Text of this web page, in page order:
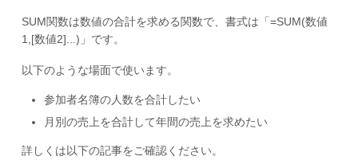
SUM関数は数値の合計を求める関数で、書式は「=SUM(数値
1,[数値2]...)」です。
以下のような場面で使います。
参加者名簿の人数を合計したい
月別の売上を合計して年間の売上を求めたい
詳しくは以下の記事をご確認ください。